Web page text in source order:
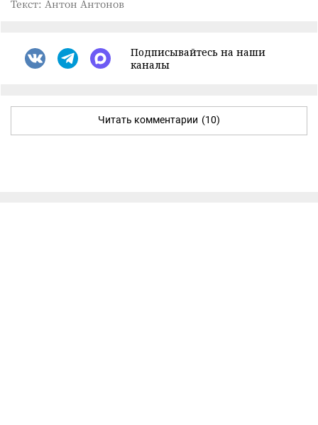
Текст: Антон Антонов
Подписывайтесь на наши
каналы
Читать комментарии (10)